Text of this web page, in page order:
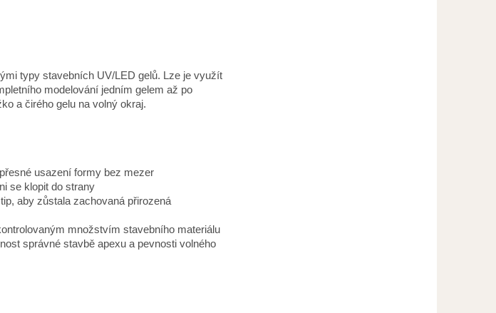
typy stavebních UV/LED gelů. Lze je využít
modelování jedním gelem až po
a čirého gelu na volný okraj.
usazení formy bez mezer
se klopit do strany
aby zůstala zachovaná přirozená
množstvím stavebního materiálu
správné stavbě apexu a pevnosti volného